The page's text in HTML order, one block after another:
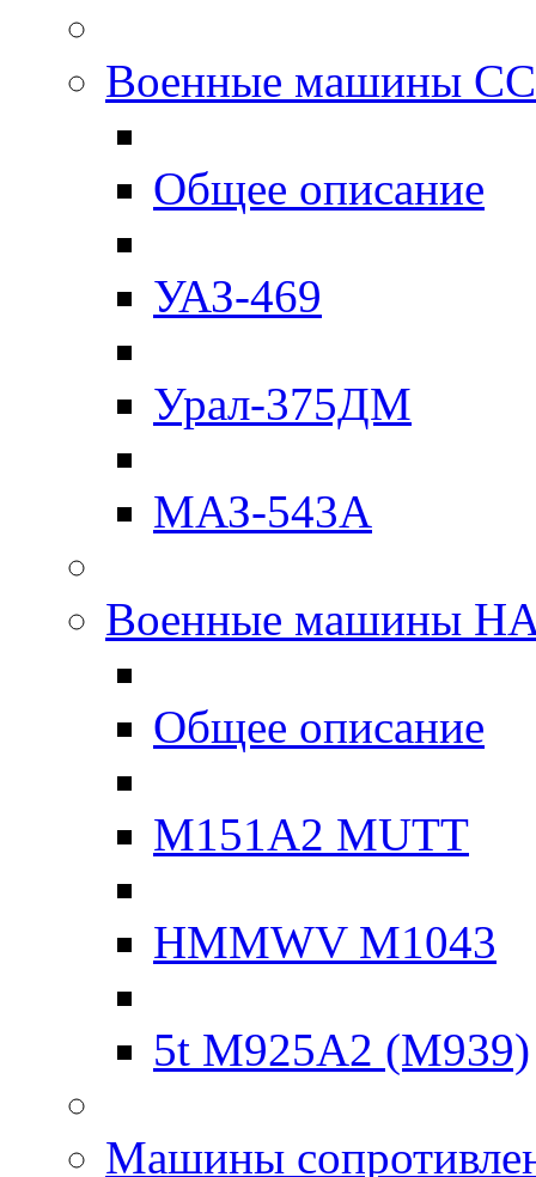
Военные машины
Общее описание
УАЗ-469
Урал-375ДМ
МАЗ-543А
Военные машины
Общее описание
M151A2 MUTT
HMMWV M1043
5t M925A2 (M939)
Машины